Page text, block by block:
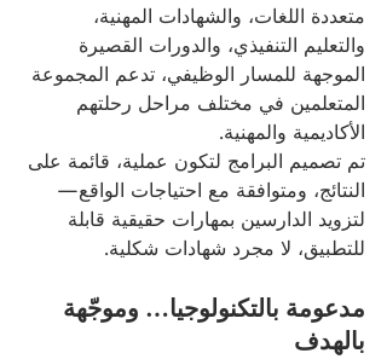
متعددة اللغات، والشهادات المهنية،
والتعليم التنفيذي، والدورات القصيرة
الموجهة للمسار الوظيفي، تدعم المجموعة
المتعلمين في مختلف مراحل رحلتهم
الأكاديمية والمهنية.
تم تصميم البرامج لتكون عملية، قائمة على
النتائج، ومتوافقة مع احتياجات الواقع—
لتزويد الدارسين بمهارات حقيقية قابلة
للتطبيق، لا مجرد شهادات شكلية.
مدعومة بالتكنولوجيا… وموجّهة
بالهدف